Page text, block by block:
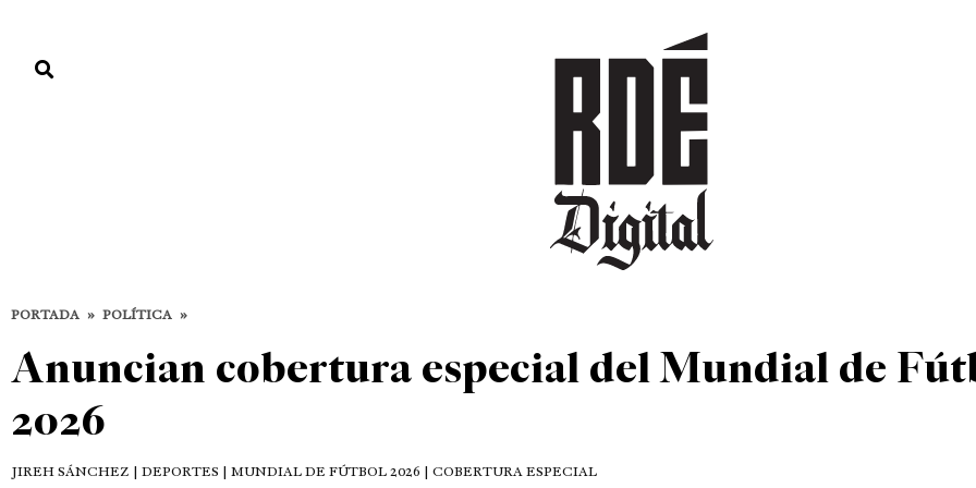
DEPORTES CULTURA ENTRETENIMIENTO
PORTADA » POLÍTICA »
Anuncian cobertura especial del Mundial de
2026
JIREH SÁNCHEZ | DEPORTES | MUNDIAL DE FÚTBOL 2026 | COBERTURA ESPECIAL